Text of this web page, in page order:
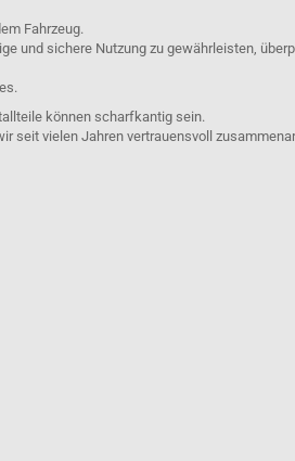
Fahrzeug.
und sichere Nutzung zu gewährleisten,
können scharfkantig sein.
seit vielen Jahren vertrauensvoll